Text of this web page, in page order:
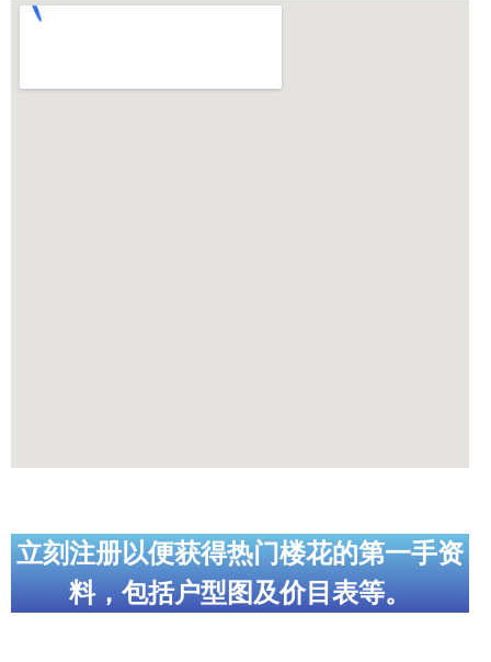
立刻注册以便获得热门楼花的第一手资
料，包括户型图及价目表等。